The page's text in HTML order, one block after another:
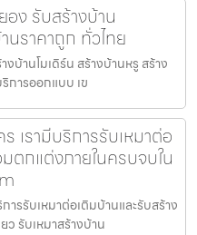
อง รับสร้างบ้าน
นราคาถูก ทั่วไทย
บ้านโมเดิร์น สร้างบ้านหรู สร้าง
การออกแบบ เข
เรามีบริการรับเหมาต่อ
ตกแต่งภายในครบจบใน
ารรับเหมาต่อเติมบ้านและรับสร้าง
รับเหมาสร้างบ้าน